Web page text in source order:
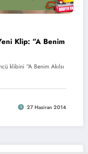
Klip: ”A Benim
klibini ''A Benim Akılsı
27 Haziran 2014